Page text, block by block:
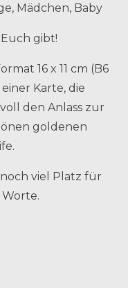
Mädchen, Baby
Euch gibt!
16 x 11 cm (B6
Karte, die
den Anlass zur
goldenen
viel Platz für